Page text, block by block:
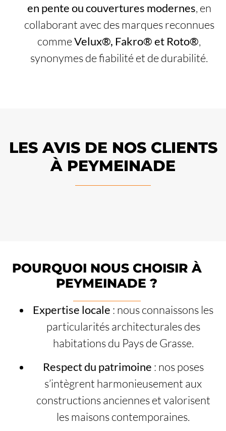
en pente ou couvertures modernes, en
collaborant avec des marques reconnues
commeVelux®, Fakro® et Roto®,
synonymes de fiabilité et de durabilité.
LES AVIS DE NOS CLIENTS
À PEYMEINADE
POURQUOI NOUS CHOISIR À
PEYMEINADE ?
Expertise locale : nous connaissons les
particularités architecturales des
habitations du Pays de Grasse.
Respect du patrimoine : nos poses
s’intègrent harmonieusement aux
constructions anciennes et valorisent
les maisons contemporaines.